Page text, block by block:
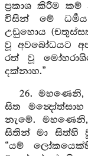
ප්‍රකාශ කිරීම
විසින් මේ
උඩුහොය
වූ අවබෝධයට
රත් වූ
දක්නාහ.”
26.
සිත
නැමේ.
සිතින් මා සිත්හි
“යම්